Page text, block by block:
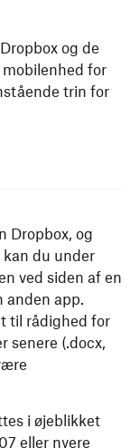
og de
for
trin for
Dropbox, og
du under
ved siden af en
anden app.
til rådighed for
senere (.docx,
i øjeblikket
eller nyere